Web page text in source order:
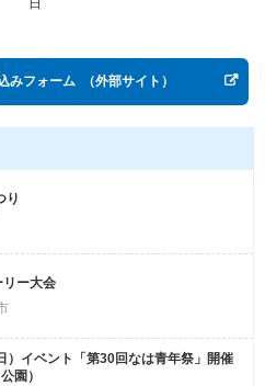
日
みフォーム （外部サイト）
り
ー大会
）イベント「第30回なは青年祭」開催
園）